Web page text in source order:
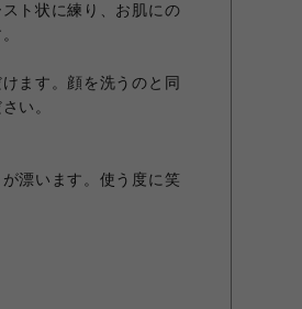
ト状に練り、お肌にの
ます。顔を洗うのと同
い。
漂います。使う度に笑